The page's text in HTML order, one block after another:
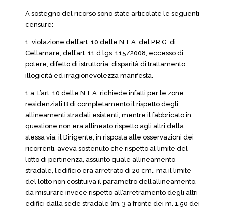
A sostegno del ricorso sono state articolate le seguenti
censure:
1. violazione dell’art. 10 delle N.T.A. del P.R.G. di
Cellamare, dell’art. 11 d.lgs. 115/2008, eccesso di
potere, difetto di istruttoria, disparità di trattamento,
illogicità ed irragionevolezza manifesta.
1.a. L’art. 10 delle N.T.A. richiede infatti per le zone
residenziali B di completamento il rispetto degli
allineamenti stradali esistenti, mentre il fabbricato in
questione non era allineato rispetto agli altri della
stessa via; il Dirigente, in risposta alle osservazioni dei
ricorrenti, aveva sostenuto che rispetto al limite del
lotto di pertinenza, assunto quale allineamento
stradale, l’edificio era arretrato di 20 cm., ma il limite
del lotto non costituiva il parametro dell’allineamento,
da misurare invece rispetto all’arretramento degli altri
edifici dalla sede stradale (m. 3 a fronte dei m. 1,50 dei